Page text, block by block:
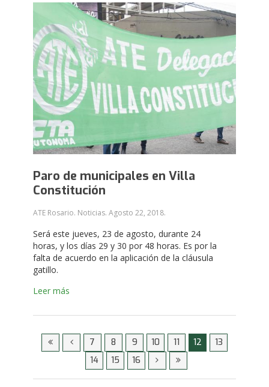
Paro de municipales en Villa
Constitución
ATE Rosario. Noticias. Agosto 22, 2018.
Será este jueves, 23 de agosto, durante 24
horas, y los días 29 y 30 por 48 horas. Es por la
falta de acuerdo en la aplicación de la cláusula
gatillo.
Leer más
7 8 9 10 11 12
13
14
15 16